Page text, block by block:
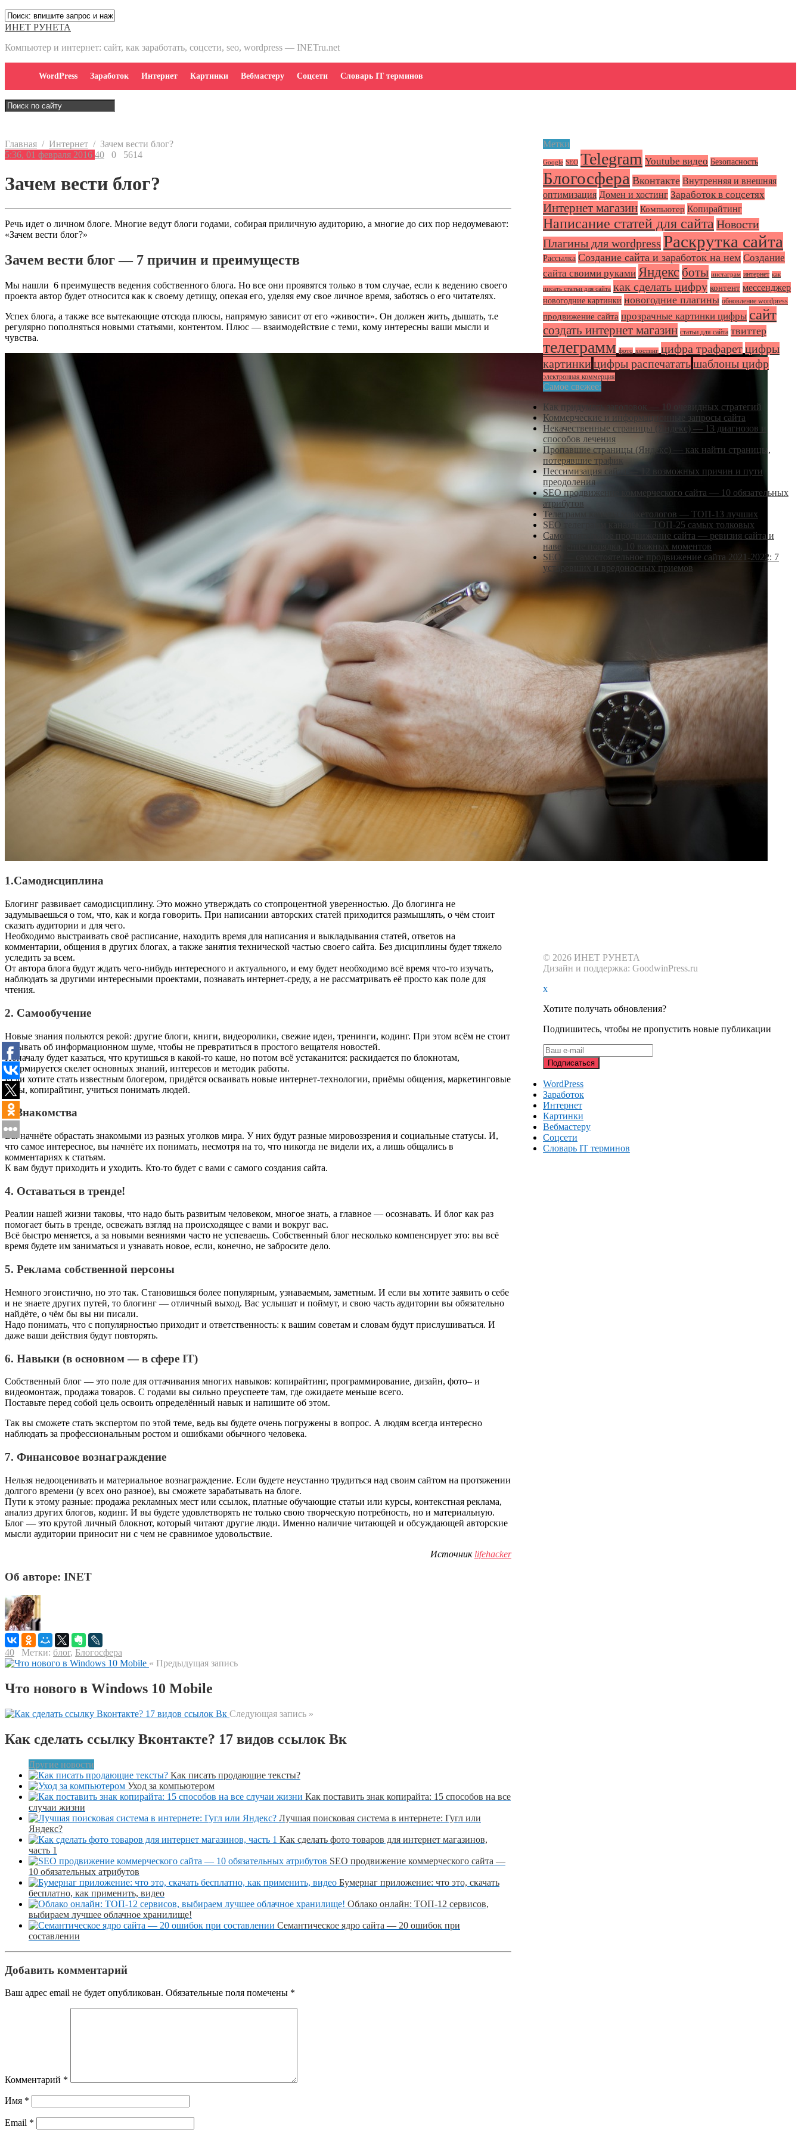
ИНЕТ РУНЕТА
Компьютер и интернет: сайт, как заработать, соцсети, seo, wordpress — INETru.net
WordPress Заработок Интернет Картинки Вебмастеру Соцсети Словарь IT терминов
Главная / Интернет / Зачем вести блог?
5:36, 01 февраля 2016 40 0 5614
Зачем вести блог?
Речь идет о личном блоге. Многие ведут блоги годами, собирая приличную аудиторию, а многие до сих пор недоумевают:
«Зачем вести блог?»
Зачем вести блог — 7 причин и преимуществ
Мы нашли 6 преимуществ ведения собственного блога. Но все они проявятся только в том случае, если к ведению своего
проекта автор будет относится как к своему детищу, опекая его, уделяя ему свое личное время, заботясь о его читателях.
Успех блога, а также все вытекающие отсюда плюсы, напрямую зависит от его «живости». Он должен жить, дышать, т.е
регулярно пополняться новыми статьями, контентом. Плюс — взаимодействие с теми, кому интересны ваши мысли и
чувства.
1.Самодисциплина
Блогинг развивает самодисциплину. Это можно утверждать со стопроцентной уверенностью. До блогинга не
задумываешься о том, что, как и когда говорить. При написании авторских статей приходится размышлять, о чём стоит
сказать аудитории и для чего.
Необходимо выстраивать своё расписание, находить время для написания и выкладывания статей, ответов на
комментарии, общения в других блогах, а также занятия технической частью своего сайта. Без дисциплины будет тяжело
уследить за всем.
От автора блога будут ждать чего-нибудь интересного и актуального, и ему будет необходимо всё время что-то изучать,
наблюдать за другими интересными проектами, познавать интернет-среду, а не рассматривать её просто как поле для
чтения.
2. Самообучение
Новые знания польются рекой: другие блоги, книги, видеоролики, свежие идеи, тренинги, кодинг. При этом всём не стоит
забывать об информационном шуме, чтобы не превратиться в простого вещателя новостей.
Поначалу будет казаться, что крутишься в какой-то каше, но потом всё устаканится: раскидается по блокнотам,
сформируется скелет основных знаний, интересов и методик работы.
Если хотите стать известным блогером, придётся осваивать новые интернет-технологии, приёмы общения, маркетинговые
ходы, копирайтинг, учиться понимать людей.
3. Знакомства
Вы начнёте обрастать знакомыми из разных уголков мира. У них будут разные мировоззрения и социальные статусы. И,
что самое интересное, вы начнёте их понимать, несмотря на то, что никогда не видели их, а лишь общались в
комментариях к статьям.
К вам будут приходить и уходить. Кто-то будет с вами с самого создания сайта.
4. Оставаться в тренде!
Реалии нашей жизни таковы, что надо быть развитым человеком, многое знать, а главное — осознавать. И блог как раз
помогает быть в тренде, освежать взгляд на происходящее с вами и вокруг вас.
Всё быстро меняется, а за новыми веяниями часто не успеваешь. Собственный блог несколько компенсирует это: вы всё
время будете им заниматься и узнавать новое, если, конечно, не забросите дело.
5. Реклама собственной персоны
Немного эгоистично, но это так. Становишься более популярным, узнаваемым, заметным. И если вы хотите заявить о себе
и не знаете других путей, то блогинг — отличный выход. Вас услышат и поймут, и свою часть аудитории вы обязательно
найдёте, о чём бы вы ни писали.
Надо понимать, что с популярностью приходит и ответственность: к вашим советам и словам будут прислушиваться. И
даже ваши действия будут повторять.
6. Навыки (в основном — в сфере IT)
Собственный блог — это поле для оттачивания многих навыков: копирайтинг, программирование, дизайн, фото– и
видеомонтаж, продажа товаров. С годами вы сильно преуспеете там, где ожидаете меньше всего.
Поставьте перед собой цель освоить определённый навык и напишите об этом.
Так вы сможете стать экспертом по этой теме, ведь вы будете очень погружены в вопрос. А людям всегда интересно
наблюдать за профессиональным ростом и ошибками обычного человека.
7. Финансовое вознаграждение
Нельзя недооценивать и материальное вознаграждение. Если будете неустанно трудиться над своим сайтом на протяжении
долгого времени (у всех оно разное), вы сможете зарабатывать на блоге.
Пути к этому разные: продажа рекламных мест или ссылок, платные обучающие статьи или курсы, контекстная реклама,
анализ других блогов, кодинг. И вы будете удовлетворять не только свою творческую потребность, но и материальную.
Блог — это крутой личный блокнот, который читают другие люди. Именно наличие читающей и обсуждающей авторские
мысли аудитории приносит ни с чем не сравнимое удовольствие.
Источник lifehacker
Об авторе: INET
40 Метки: блог, Блогосфера
« Предыдущая запись
Что нового в Windows 10 Mobile
Следующая запись »
Как сделать ссылку Вконтакте? 17 видов ссылок Вк
Другие новости
Как писать продающие тексты?
Уход за компьютером
Как поставить знак копирайта: 15 способов на все
случаи жизни
Лучшая поисковая система в интернете: Гугл или
Яндекс?
Как сделать фото товаров для интернет магазинов,
часть 1
SEO продвижение коммерческого сайта —
10 обязательных атрибутов
Бумернаг приложение: что это, скачать
бесплатно, как применить, видео
Облако онлайн: ТОП-12 сервисов,
выбираем лучшее облачное хранилище!
Семантическое ядро сайта — 20 ошибок при
составлении
Добавить комментарий
Ваш адрес email не будет опубликован. Обязательные поля помечены *
Комментарий *
Имя *
Email *
Метки
Google SEO Telegram Youtube видео Безопасность
Блогосфера Вконтакте Внутренняя и внешняя
оптимизация Домен и хостинг Заработок в соцсетях
Интернет магазин Компьютер Копирайтинг
Написание статей для сайта Новости
Плагины для wordpress Раскрутка сайта
Рассылка Создание сайта и заработок на нем Создание
сайта своими руками Яндекс боты инстаграм интернет как
писать статьи для сайта как сделать цифру контент мессенджер
новогодние картинки новогодние плагины обновление wordpress
продвижение сайта прозрачные картинки цифры сайт
создать интернет магазин статьи для сайта твиттер
телеграмм фото хостинг цифра трафаретцифры
картинки цифры распечататьшаблоны цифр
электронная коммерция
Самое свежее:
Как придумать заголовок — 10 очевидных стратегий
Коммерческие и информационные запросы сайта
Некачественные страницы (Яндекс) — 13 диагнозов и
способов лечения
Пропавшие страницы (Яндекс) — как найти страницы,
потерявшие трафик
Пессимизация сайта — 12 возможных причин и пути
преодоления
SEO продвижение коммерческого сайта — 10 обязательных
атрибутов
Телеграмм каналы маркетологов — ТОП-13 лучших
SEO телеграмм каналы — ТОП-25 самых толковых
Самостоятельное продвижение сайта — ревизия сайта и
наведение порядка, 10 важных моментов
SEO — самостоятельное продвижение сайта 2021-2022: 7
устаревших и вредоносных приемов
© 2026 ИНЕТ РУНЕТА
Дизайн и поддержка: GoodwinPress.ru
x
Хотите получать обновления?
Подпишитесь, чтобы не пропустить новые публикации
WordPress
Заработок
Интернет
Картинки
Вебмастеру
Соцсети
Словарь IT терминов